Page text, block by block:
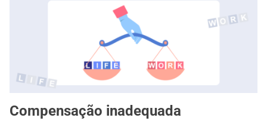
Compensação inadequada